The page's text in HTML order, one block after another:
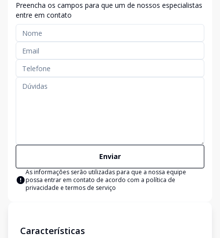
Preencha os campos para que um de nossos especialistas
entre em contato
Enviar
As informações serão utilizadas para que a nossa equipe
possa entrar em contato de acordo com a política de
privacidade e termos de serviço
Características